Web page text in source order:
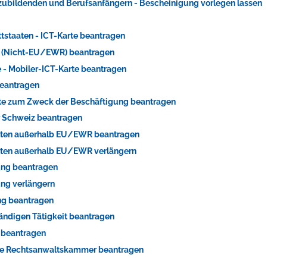
und Berufsanfängern - Bescheinigung vorlegen lassen
- ICT-Karte beantragen
EU/EWR) beantragen
Mobiler-ICT-Karte beantragen
zum Zweck der Beschäftigung beantragen
beantragen
außerhalb EU/EWR beantragen
außerhalb EU/EWR verlängern
beantragen
verlängern
beantragen
Tätigkeit beantragen
Rechtsanwaltskammer beantragen